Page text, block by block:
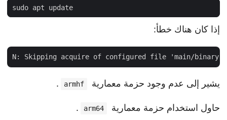
إذا كان هناك خطأ:
يشير إلى عدم وجود حزمة معمارية armhf
.
حاول استخدام حزمة معمارية arm64
.